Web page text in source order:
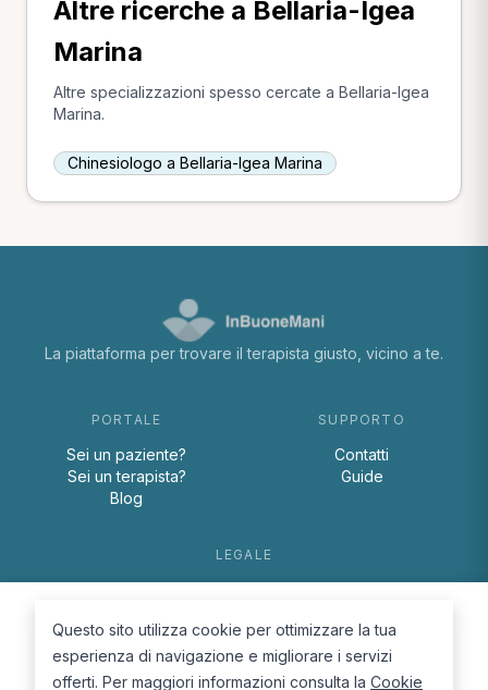
Altre ricerche a Bellaria-Igea
Marina
Altre specializzazioni spesso cercate a Bellaria-Igea
Marina.
Chinesiologo a Bellaria-Igea Marina
La piattaforma per trovare il terapista giusto, vicino a te.
PORTALE
Sei un paziente?
Sei un terapista?
Blog
SUPPORTO
Contatti
Guide
LEGALE
Cookie Policy
Questo sito utilizza cookie per ottimizzare la tua
esperienza di navigazione e migliorare i servizi
offerti. Per maggiori informazioni consulta la Cookie